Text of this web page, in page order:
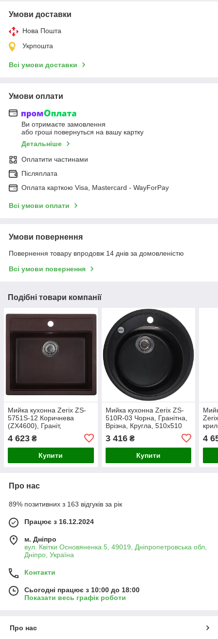
Умови доставки
Нова Пошта
Укрпошта
Всі умови доставки
Умови оплати
Ви отримаєте замовлення
або гроші повернуться на вашу картку
Детальніше
Оплатити частинами
Післяплата
Оплата карткою Visa, Mastercard - WayForPay
Всі умови оплати
Умови повернення
Повернення товару впродовж 14 днів за домовленістю
Всі умови повернення
Подібні товари компанії
Мийка кухонна Zerix ZS-
5751S-12 Коричнева
(ZX4600), Граніт,
Врізна, Матова, 470x510
мм
4 623 ₴
Купити
Мийка кухонна Zerix ZS-
510R-03 Чорна, Гранітна,
Врізна, Кругла, 510x510
мм, Глибина чаші 200 мм,
Матова
3 416₴
Купити
4
Про нас
89% позитивних з 163 відгуків за рік
Працює з 16.12.2024
м. Дніпро
вул. Квітки Основяненка 5, 49019, Дніпропетровська обл,
Дніпро, Україна
Контакти
Сьогодні працює з 10:00 до 18:00
Показати весь графік роботи
Про нас